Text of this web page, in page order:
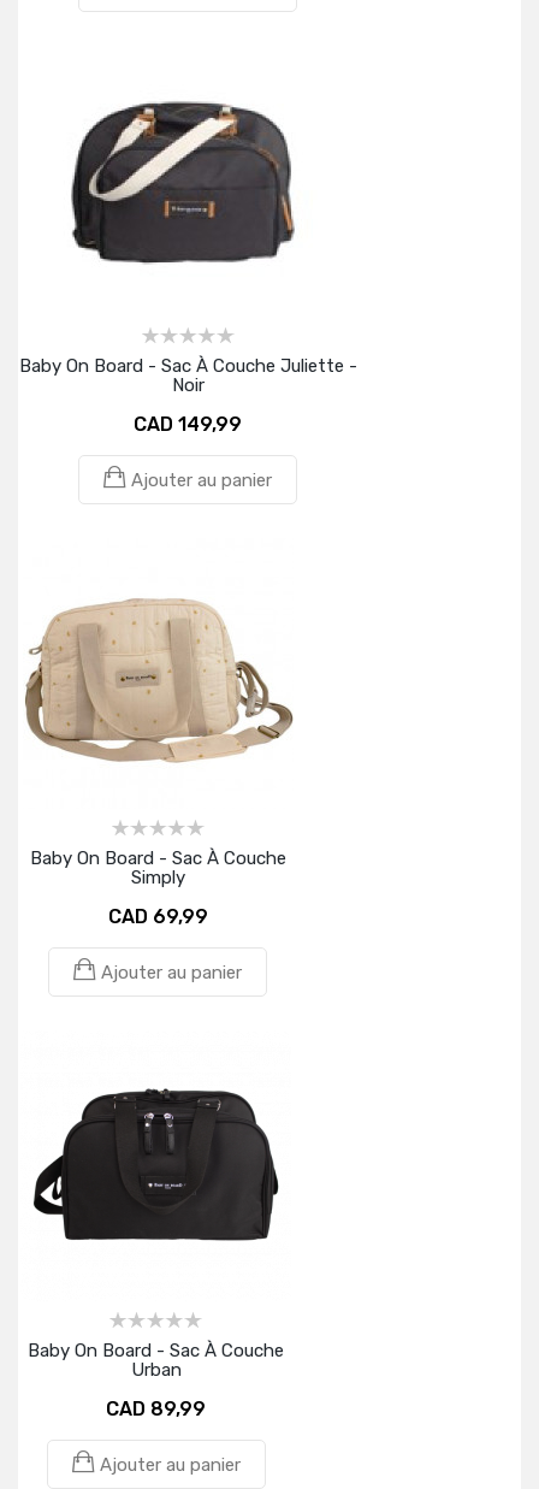
Baby On Board - Sac À Couche Juliette -
Noir
CAD 149,99
Ajouter au panier
Baby On Board - Sac À Couche
Simply
CAD 69,99
Ajouter au panier
Baby On Board - Sac À Couche
Urban
CAD 89,99
Ajouter au panier